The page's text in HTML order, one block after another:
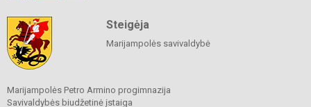
Steigėja
Marijampolės savivaldybė
Marijampolės Petro Armino progimnazija
Savivaldybės biudžetinė įstaiga